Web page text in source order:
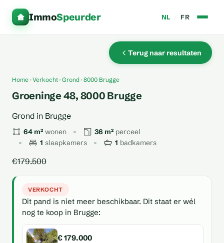
ImmoSpeurder NL FR
Terug naar resultaten
Home Verkocht Grond 8000 Brugge
Groeninge 48, 8000 Brugge
Grond in Brugge
64 m² wonen 36 m² perceel
1 slaapkamers 1 badkamers
€179.500
VERKOCHT
Dit pand is niet meer beschikbaar. Dit staat er wél
nog te koop in Brugge:
€ 179.000